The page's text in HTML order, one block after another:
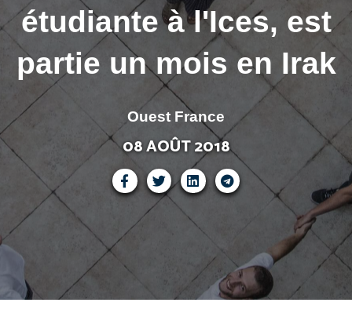
étudiante à l'Ices, est
partie un mois en Irak
Ouest France
08 AOÛT 2018